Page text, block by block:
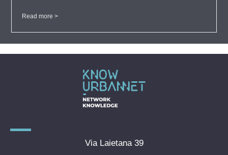
Read more >
Via Laietana 39